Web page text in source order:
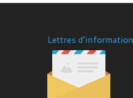
Lettres d’information